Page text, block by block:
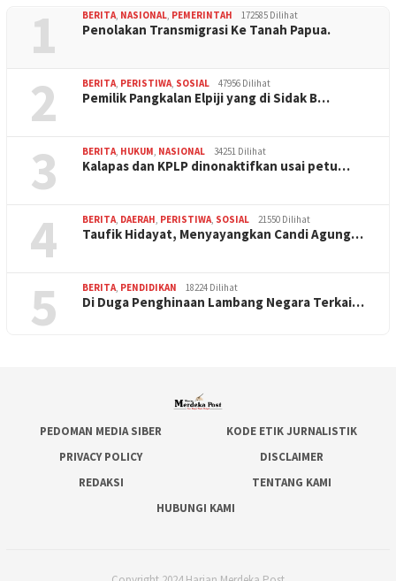
1 BERITA, NASIONAL, PEMERINTAH 172585 Dilihat
Penolakan Transmigrasi Ke Tanah Papua.
2 BERITA, PERISTIWA, SOSIAL 47956 Dilihat
Pemilik Pangkalan Elpiji yang di Sidak B…
3 BERITA, HUKUM, NASIONAL 34251 Dilihat
Kalapas dan KPLP dinonaktifkan usai petu…
4 BERITA, DAERAH, PERISTIWA, SOSIAL 21550 Dilihat
Taufik Hidayat, Menyayangkan Candi Agung…
5 BERITA, PENDIDIKAN 18224 Dilihat
Di Duga Penghinaan Lambang Negara Terkai…
PEDOMAN MEDIA SIBER
KODE ETIK JURNALISTIK
PRIVACY POLICY
DISCLAIMER
REDAKSI
TENTANG KAMI
HUBUNGI KAMI